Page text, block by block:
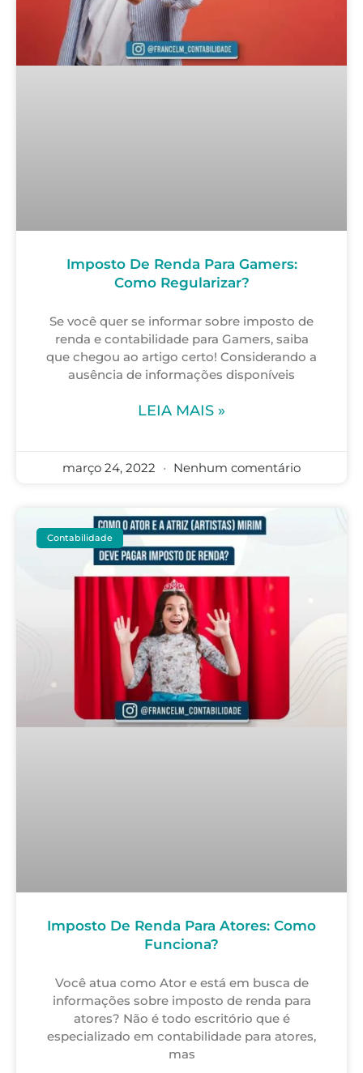
Imposto De Renda Para Gamers:
Como Regularizar?
Se você quer se informar sobre imposto de
renda e contabilidade para Gamers, saiba
que chegou ao artigo certo! Considerando a
ausência de informações disponíveis
LEIA MAIS »
março 24, 2022 Nenhum comentário
Contabilidade
Imposto De Renda Para Atores: Como
Funciona?
Você atua como Ator e está em busca de
informações sobre imposto de renda para
atores? Não é todo escritório que é
especializado em contabilidade para atores,
mas